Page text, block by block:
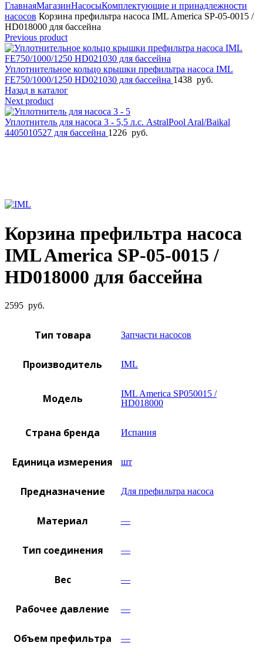
ГлавнаяМагазинНасосыКомплектующие и принадлежности
насосов Корзина префильтра насоса IML America SP-05-0015 /
HD018000 для бассейна
Previous product
Уплотнительное кольцо крышки префильтра насоса IML
FE750/1000/1250 HD021030 для бассейна 1438 руб.
Назад в каталог
Next product
Уплотнитель для насоса 3 - 5,5 л.с. AstralPool Aral/Baikal
4405010527 для бассейна 1226 руб.
Корзина префильтра насоса
IML America SP-05-0015 /
HD018000 для бассейна
2595 руб.
Тип товара Запчасти насосов
Производитель IML
Модель
IML America SP050015 /
HD018000
Страна бренда Испания
Единица измерения шт
Предназначение Для префильтра насоса
Материал —
Тип соединения —
Вес —
Рабочее давление —
Объем префильтра —